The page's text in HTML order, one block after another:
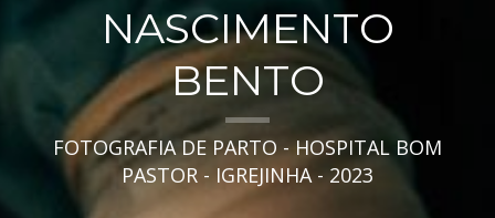
NASCIMENTO
BENTO
FOTOGRAFIA DE PARTO - HOSPITAL BOM
PASTOR - IGREJINHA - 2023